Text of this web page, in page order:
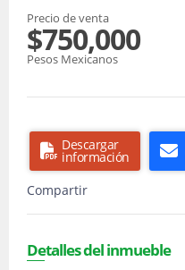
Precio de venta
$750,000
Pesos Mexicanos
Descargar
información
Compartir
Detalles del inmueble